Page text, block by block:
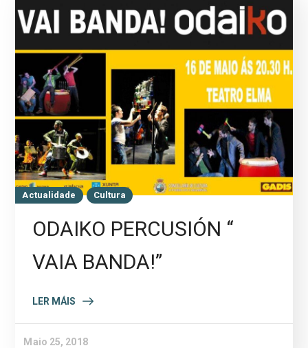
Actualidade Cultura
ODAIKO PERCUSIÓN “
VAIA BANDA!”
LER MÁIS
Maio 25, 2018